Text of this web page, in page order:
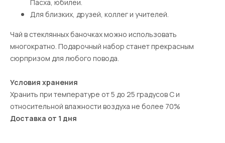
Пасха, юбилеи.
Для близких, друзей, коллег и учителей.
Чай в стеклянных баночках можно использовать
многократно. Подарочный набор станет прекрасным
сюрпризом для любого повода.
Условия хранения
Хранить при температуре от 5 до 25 градусов С и
относительной влажности воздуха не более 70%
Доставка от 1 дня